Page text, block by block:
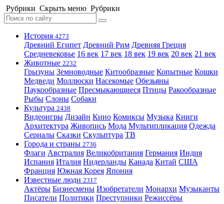
Рубрики Скрыть меню Рубрики
История 4273
Древний Египет Древний Рим Древняя Греция
Средневековье 16 век 17 век 18 век 19 век 20 век 21 век
Животные 2232
Грызуны Земноводные Китообразные Копытные Кошки
Медведи Моллюски Насекомые Обезьяны
Паукообразные Пресмыкающиеся Птицы Ракообразные
Рыбы Слоны Собаки
Культура 2438
Видеоигры Дизайн Кино Комиксы Музыка Книги
Архитектура Живопись Мода Мультипликация Одежда
Сериалы Сказки Скульптура ТВ
Города и страны 2736
Флаги Австралия Великобритания Германия Индия
Испания Италия Нидерланды Канада Китай США
Франция Южная Корея Япония
Известные люди 2317
Актёры Бизнесмены Изобретатели Монархи Музыканты
Писатели Политики Преступники Режиссёры